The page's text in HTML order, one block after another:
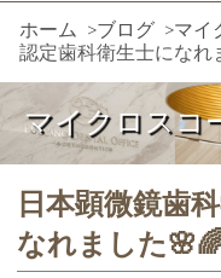
ホーム >ブログ >マイ
認定歯科衛生士になれ
マイクロスコ
日本顕微鏡歯
なれました